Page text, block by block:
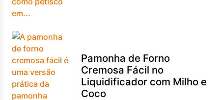
Pamonha de Forno
Cremosa Fácil no
Liquidificador com Milho e
Coco